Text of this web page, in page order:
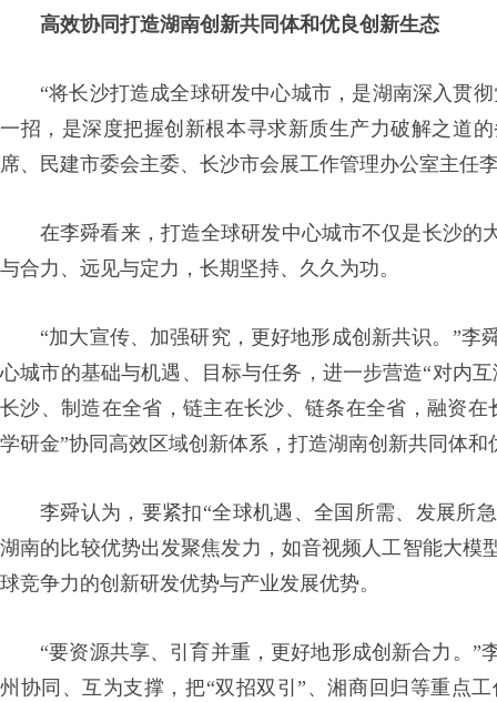
高效协同打造湖南创新共同体和优良创新生态
“将长沙打造成全球研发中心城市，是湖南深入贯
一招，是深度把握创新根本寻求新质生产力破解之道
席、民建市委会主委、长沙市会展工作管理办公室主任
在李舜看来，打造全球研发中心城市不仅是长沙的
与合力、远见与定力，长期坚持、久久为功。
“加大宣传、加强研究，更好地形成创新共识。”
心城市的基础与机遇、目标与任务，进一步营造“对内
长沙、制造在全省，链主在长沙、链条在全省，融资
学研金”协同高效区域创新体系，打造湖南创新共同体和
李舜认为，要紧扣“全球机遇、全国所需、发展所
湖南的比较优势出发聚焦发力，如音视频人工智能大
球竞争力的创新研发优势与产业发展优势。
“要资源共享、引育并重，更好地形成创新合力。
州协同、互为支撑，把“双招双引”、湘商回归等重点